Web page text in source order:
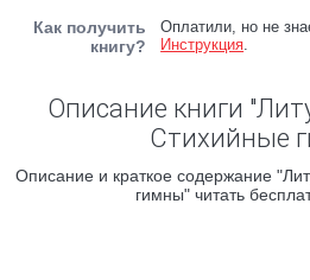
Как получить
книгу?
Оплатили, но не
Инструкция.
Описание книги
Стихийные
Описание и краткое содержание
гимны" читать